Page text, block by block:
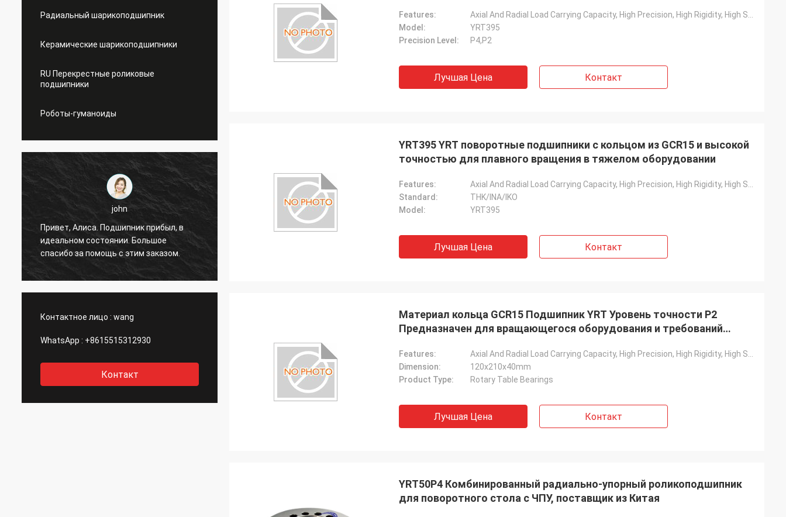
Радиальный шарикоподшипник
Керамические шарикоподшипники
RU Перекрестные роликовые
подшипники
Роботы-гуманоиды
john
Привет, Алиса. Подшипник прибыл, в
идеальном состоянии. Большое
спасибо за помощь с этим заказом.
Холли.
Привет, Алиса: Всё собрано и работает
Контактное лицо : wang
WhatsApp : +8615515312930
Контакт
Features:
Model:
YRT395
Precision Level:
P4,P2
Лучшая Цена Контакт
YRT395 YRT поворотные подшипники с кольцом из GCR15 и высокой
точностью для плавного вращения в тяжелом оборудовании
Features:
Standard:
THK/INA/IKO
Model:
YRT395
Лучшая Цена Контакт
Материал кольца GCR15 Подшипник YRT Уровень точности P2
Предназначен для вращающегося оборудования и требований
Features:
Dimension:
120x210x40mm
Product Type:
Rotary Table Bearings
Лучшая Цена Контакт
YRT50P4 Комбинированный радиально-упорный роликоподшипник
для поворотного стола с ЧПУ, поставщик из Китая